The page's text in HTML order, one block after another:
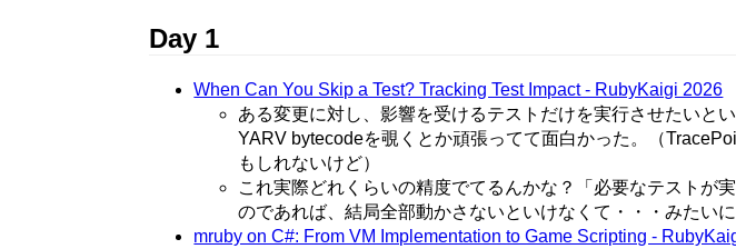
Day 1
When Can You Skip a Test? Tracking Test Impact - RubyKaigi 2026
ある変更に対し、影響を受けるテストだけを実行させたいと
YARV bytecodeを覗くとか頑張ってて面白かった。（
もしれないけど）
これ実際どれくらいの精度でてるんかな？「必要なテストが
のであれば、結局全部動かさないといけなくて・・・みたいに
mruby on C#: From VM Implementation to Game Scripting -